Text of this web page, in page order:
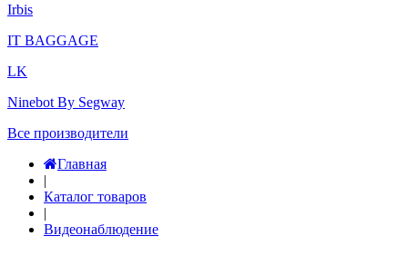
Irbis
IT BAGGAGE
LK
Ninebot By Segway
Все производители
Главная
|
Каталог товаров
|
Видеонаблюдение